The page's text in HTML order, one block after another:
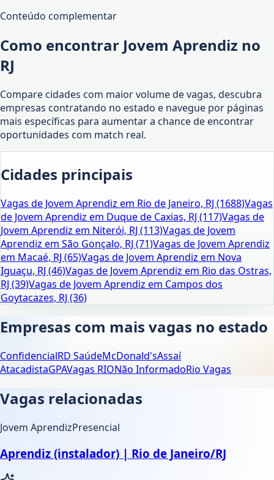
Conteúdo complementar
Como encontrar Jovem Aprendiz no
RJ
Compare cidades com maior volume de vagas, descubra
empresas contratando no estado e navegue por páginas
mais específicas para aumentar a chance de encontrar
oportunidades com match real.
Cidades principais
Vagas de Jovem Aprendiz em Rio de Janeiro, RJ (1688)Vagas
de Jovem Aprendiz em Duque de Caxias, RJ (117)Vagas de
Jovem Aprendiz em Niterói, RJ (113)Vagas de Jovem
Aprendiz em São Gonçalo, RJ (71)Vagas de Jovem Aprendiz
em Macaé, RJ (65)Vagas de Jovem Aprendiz em Nova
Iguaçu, RJ (46)Vagas de Jovem Aprendiz em Rio das Ostras,
RJ (39)Vagas de Jovem Aprendiz em Campos dos
Goytacazes, RJ (36)
Empresas com mais vagas no estado
ConfidencialRD SaúdeMcDonald'sAssaí
AtacadistaGPAVagas RIONão InformadoRio Vagas
Vagas relacionadas
Jovem AprendizPresencial
Aprendiz (instalador) | Rio de Janeiro/RJ